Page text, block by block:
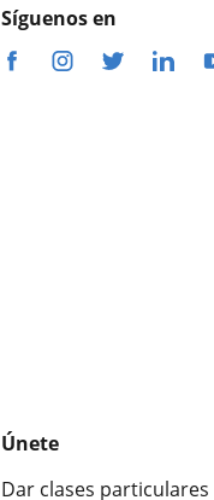
Síguenos en
Únete
Dar clases particulares